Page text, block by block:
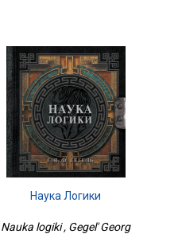
Наука Логики
Nauka logiki , Gegel' Georg